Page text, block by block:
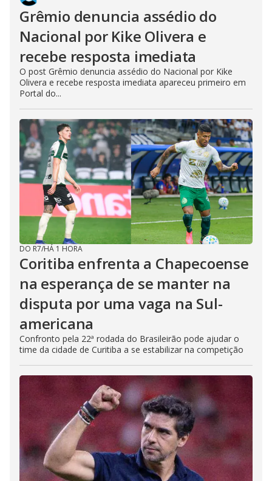
Grêmio denuncia assédio do
Nacional por Kike Olivera e
recebe resposta imediata
O post Grêmio denuncia assédio do Nacional por Kike
Olivera e recebe resposta imediata apareceu primeiro em
Portal do...
DO R7/HÁ 1 HORA
Coritiba enfrenta a Chapecoense
na esperança de se manter na
disputa por uma vaga na Sul-
americana
Confronto pela 22ª rodada do Brasileirão pode ajudar o
time da cidade de Curitiba a se estabilizar na competição